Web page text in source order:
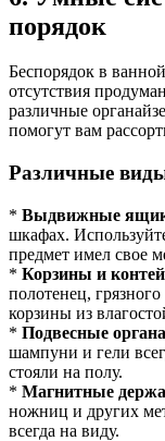
порядок
Беспорядок в
отсутствия
различные
помогут вам
Различные
* Выдвижные
шкафах.
предмет имел свое
* Корзины и
полотенец,
корзины из
* Подвесные
шампуни и гели
стояли на полу.
* Магнитные
ножниц и других
всегда на виду.